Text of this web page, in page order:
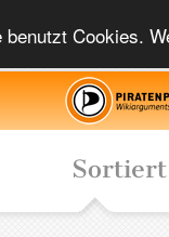
benutzt Cookies.
Sortiert